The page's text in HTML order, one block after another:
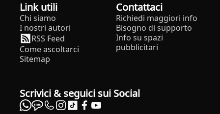
Link utili
Chi siamo
I nostri autori
RSS Feed
Come ascoltarci
Sitemap
Contattaci
Richiedi maggiori info
Bisogno di supporto
Info su spazi
pubblicitari
Scrivici & seguici sui Social